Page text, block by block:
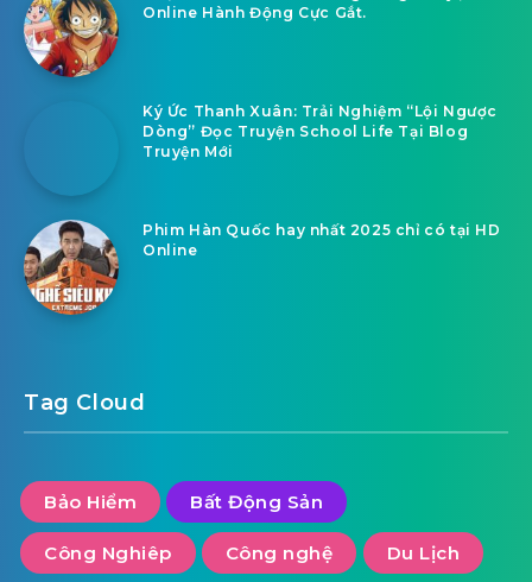
Online Hành Động Cực Gắt.
Ký Ức Thanh Xuân: Trải Nghiệm “Lội Ngược
Dòng” Đọc Truyện School Life Tại Blog
Truyện Mới
Phim Hàn Quốc hay nhất 2025 chỉ có tại HD
Online
Tag Cloud
Bảo Hiểm Bất Động Sản
Công Nghiêp Công nghệ Du Lịch